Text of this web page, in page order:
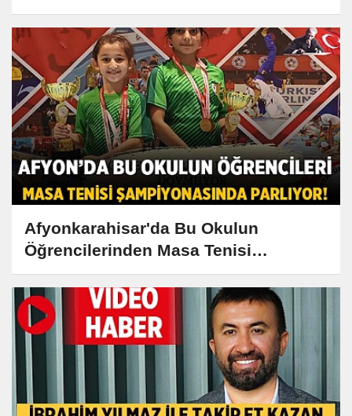
Hayatını Kaybetti
Afyonkarahisar'da Bu Okulun
Öğrencilerinden Masa Tenisi
Şampiyonasında Büyük Başarı!